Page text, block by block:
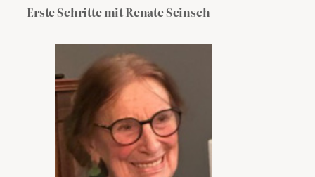
Erste Schritte mit Renate Seinsch